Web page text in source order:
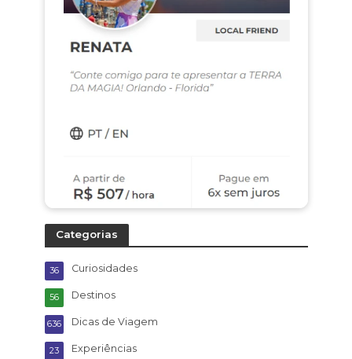
Categorias
Curiosidades
36
Destinos
56
Dicas de Viagem
636
Experiências
23